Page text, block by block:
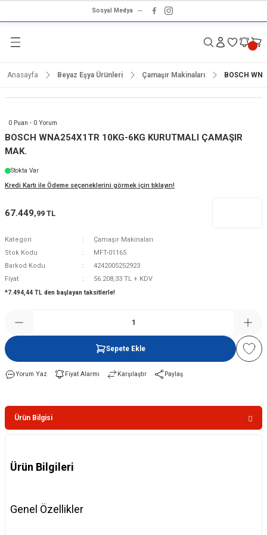
Sosyal Medya
Geri Dön
Geri Dön
Geri Dön
Ürünleri
Geri Dön
& Ses Sistemleri
Geri Dön
Geri Dön
Geri Dön
Anasayfa Beyaz Eşya Ürünleri Çamaşır Makinaları BOSCH
0 Puan - 0 Yorum
BOSCH WNA254X1TR 10KG-6KG KURUTMALI ÇAMAŞIR
MAK.
Stokta Var
Kredi Kartı ile Ödeme seçeneklerini görmek için tıklayın!
67.449,99 TL
Kategori
Çamaşır Makinaları
Stok Kodu
MFT-01165
Barkod Kodu
4242005252923
Fiyat
56.208,33 TL + KDV
*7.494,44 TL den başlayan taksitlerle!
Sepete Ekle
Yorum Yaz Fiyat Alarmı Karşılaştır Paylaş
Ürün Bilgisi
Ürün Bilgileri
Genel Özellikler